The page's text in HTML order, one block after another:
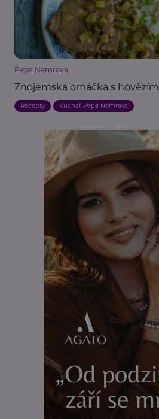
Pepa Nemrava
Znojemská omáčka s hovězím
Recepty Kuchař Pepa Nemrava